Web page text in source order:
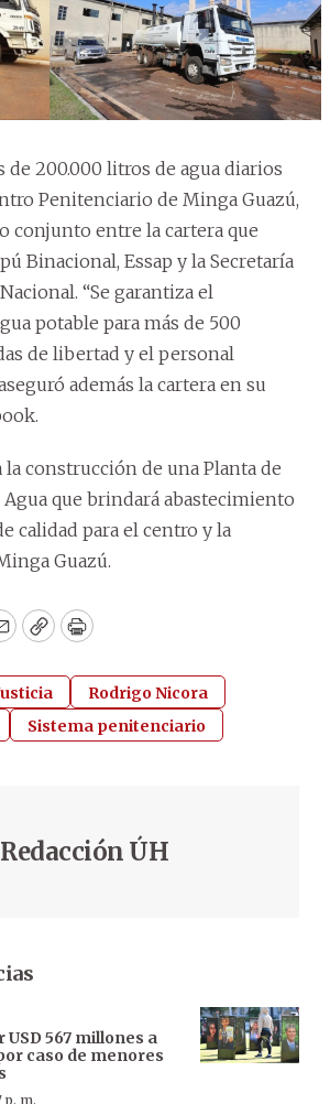
de 200.000 litros de agua diarios
Penitenciario de Minga Guazú,
conjunto entre la cartera que
Binacional, Essap y la Secretaría
“Se garantiza el
potable para más de 500
de libertad y el personal
además la cartera en su
la construcción de una Planta de
que brindará abastecimiento
calidad para el centro y la
Guazú.
CopyPrint
Rodrigo Nicora
Sistema penitenciario
Redacción ÚH
567 millones a
caso de menores
p. m.